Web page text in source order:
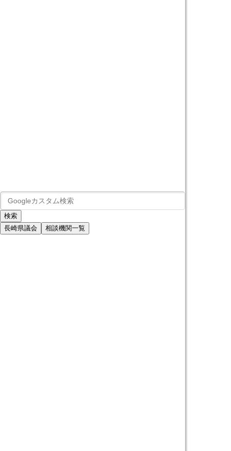
長崎県議会 相談機関一覧